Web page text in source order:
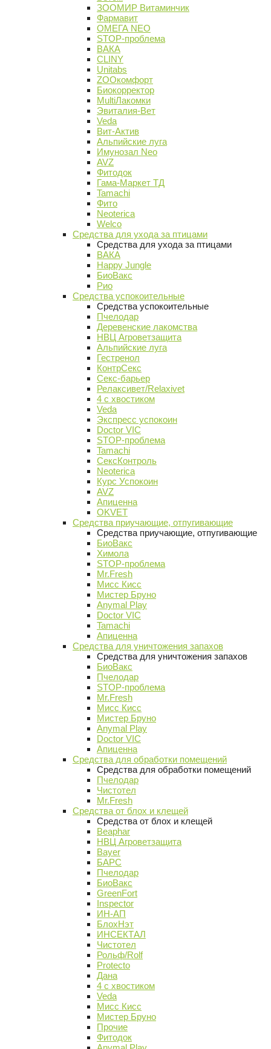
ЗООМИР Витаминчик
Фармавит
ОМЕГА NEO
STOP-проблема
ВАКА
CLINY
Unitabs
ZOOкомфорт
Биокорректор
MultiЛакомки
Эвиталия-Вет
Veda
Вит-Актив
Альпийские луга
Имунозал Neo
AVZ
Фитодок
Гама-Маркет ТД
Tamachi
Фито
Neoterica
Welco
Средства для ухода за птицами
Средства для ухода за птицами
ВАКА
Happy Jungle
БиоВакс
Рио
Средства успокоительные
Средства успокоительные
Пчелодар
Деревенские лакомства
НВЦ Агроветзащита
Альпийские луга
Гестренол
КонтрСекс
Секс-барьер
Релаксивет/Relaxivet
4 с хвостиком
Veda
Экспресс успокоин
Doctor VIC
STOP-проблема
Tamachi
СексКонтроль
Neoterica
Курс Успокоин
AVZ
Апиценна
OKVET
Средства приучающие, отпугивающие
Средства приучающие, отпугивающие
БиоВакс
Химола
STOP-проблема
Mr.Fresh
Мисс Кисс
Мистер Бруно
Anymal Play
Doctor VIC
Tamachi
Апиценна
Средства для уничтожения запахов
Средства для уничтожения запахов
БиоВакс
Пчелодар
STOP-проблема
Mr.Fresh
Мисс Кисс
Мистер Бруно
Anymal Play
Doctor VIC
Апиценна
Средства для обработки помещений
Средства для обработки помещений
Пчелодар
Чистотел
Mr.Fresh
Средства от блох и клещей
Средства от блох и клещей
Beaphar
НВЦ Агроветзащита
Bayer
БАРС
Пчелодар
БиоВакс
GreenFort
Inspector
ИН-АП
БлохНэт
ИНСЕКТАЛ
Чистотел
Рольф/Rolf
Protecto
Дана
4 с хвостиком
Veda
Мисс Кисс
Мистер Бруно
Прочие
Фитодок